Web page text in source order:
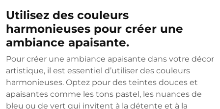
Utilisez des couleurs
harmonieuses pour créer une
ambiance apaisante.
Pour créer une ambiance apaisante dans votre décor
artistique, il est essentiel d’utiliser des couleurs
harmonieuses. Optez pour des teintes douces et
apaisantes comme les tons pastel, les nuances de
bleu ou de vert qui invitent à la détente et à la